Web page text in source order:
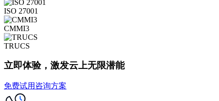
ISO 27001
CMMI3
TRUCS
立即体验，激发云上无限潜能
免费试用 咨询方案